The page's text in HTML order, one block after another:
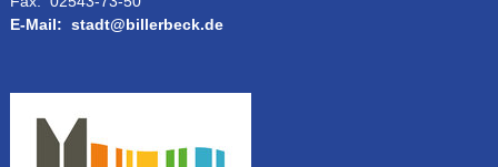
E-Mail: stadt@billerbeck.de